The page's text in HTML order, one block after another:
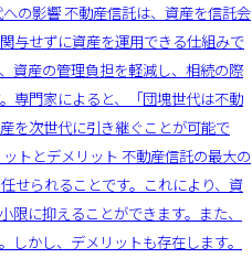
の影響 不動産信託は、資産を信託会
与せずに資産を運用できる仕組みで
資産の管理負担を軽減し、相続の際
専門家によると、「団塊世代は不動
を次世代に引き継ぐことが可能で
トとデメリット 不動産信託の最大の
せられることです。これにより、資
限に抑えることができます。また、
しかし、デメリットも存在します。